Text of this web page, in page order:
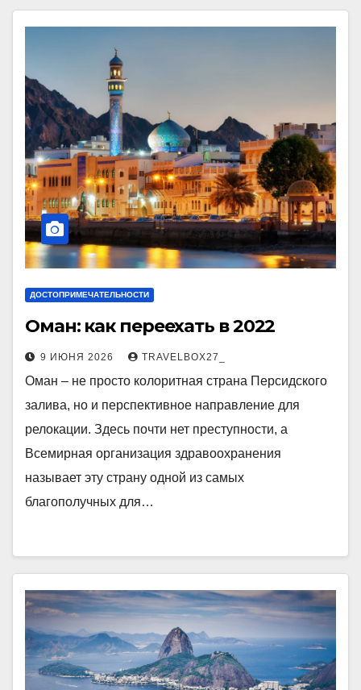
ДОСТОПРИМЕЧАТЕЛЬНОСТИ
Оман: как переехать в 2022
9 ИЮНЯ 2026 TRAVELBOX27_
Оман – не просто колоритная страна Персидского
залива, но и перспективное направление для
релокации. Здесь почти нет преступности, а
Всемирная организация здравоохранения
называет эту страну одной из самых
благополучных для…